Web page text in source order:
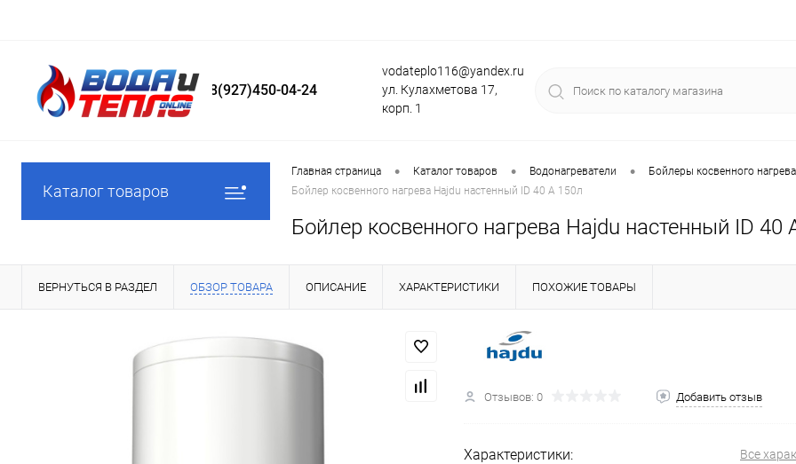
8(927)450-04-24
vodateplo116@yandex.ru
ул. Кулахметова 17,
корп. 1
Каталог товаров
Главная страница • Каталог товаров • Водонагреватели •
Бойлеры косвенного
Бойлер косвенного нагрева Hajdu настенный ID 40 A 150л
Бойлер косвенного нагрева Hajdu настенный ID 40
ВЕРНУТЬСЯ В РАЗДЕЛ ОБЗОР ТОВАРА ОПИСАНИЕ ХАРАКТЕРИСТИКИ ПОХОЖИЕ ТОВАРЫ
Отзывов: 0 Добавить отзыв
Характеристики: Все